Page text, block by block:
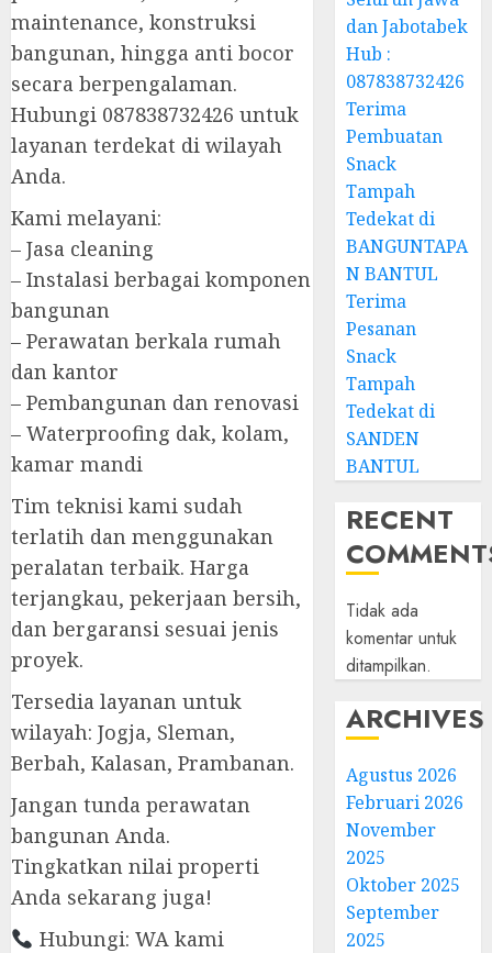
maintenance, konstruksi
bangunan, hingga anti bocor
secara berpengalaman.
Hubungi 087838732426 untuk
layanan terdekat di wilayah
Anda.
Kami melayani:
– Jasa cleaning
– Instalasi berbagai komponen
bangunan
– Perawatan berkala rumah
dan kantor
– Pembangunan dan renovasi
– Waterproofing dak, kolam,
kamar mandi
Tim teknisi kami sudah
terlatih dan menggunakan
peralatan terbaik. Harga
terjangkau, pekerjaan bersih,
dan bergaransi sesuai jenis
proyek.
Tersedia layanan untuk
wilayah: Jogja, Sleman,
Berbah, Kalasan, Prambanan.
Jangan tunda perawatan
bangunan Anda.
Tingkatkan nilai properti
Anda sekarang juga!
Hubungi: WA kami
dan Jabotabek
Hub :
087838732426
Terima
Pembuatan
Snack
Tampah
Tedekat di
BANGUNTAPA
N BANTUL
Terima
Pesanan
Snack
Tampah
Tedekat di
SANDEN
BANTUL
RECENT
Tidak ada
komentar untuk
ditampilkan.
ARCHIVES
Agustus 2026
Februari 2026
November
2025
Oktober 2025
September
2025